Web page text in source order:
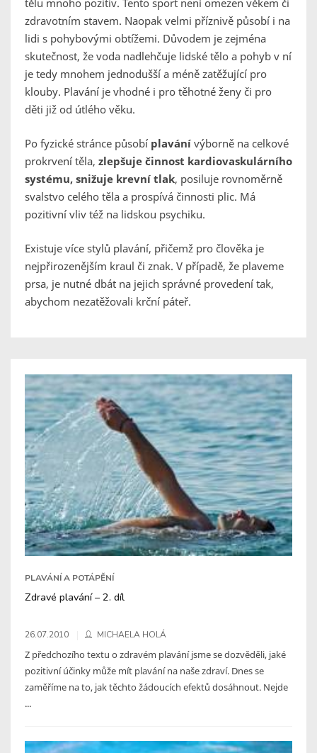
tělu mnoho pozitiv. Tento sport není omezen věkem či
zdravotním stavem. Naopak velmi příznivě působí i na
lidi s pohybovými obtížemi. Důvodem je zejména
skutečnost, že voda nadlehčuje lidské tělo a pohyb v ní
je tedy mnohem jednodušší a méně zatěžující pro
klouby. Plavání je vhodné i pro těhotné ženy či pro
děti již od útlého věku.
Po fyzické stránce působí plavání výborně na celkové
prokrvení těla, zlepšuje činnost kardiovaskulárního
systému, snižuje krevní tlak, posiluje rovnoměrně
svalstvo celého těla a prospívá činnosti plic. Má
pozitivní vliv též na lidskou psychiku.
Existuje více stylů plavání, přičemž pro člověka je
nejpřirozenějším kraul či znak. V případě, že plaveme
prsa, je nutné dbát na jejich správné provedení tak,
abychom nezatěžovali krční páteř.
PLAVÁNÍ A POTÁPĚNÍ
Zdravé plavání – 2. díl
26.07.2010 MICHAELA HOLÁ
Z předchozího textu o zdravém plavání jsme se dozvěděli, jaké
pozitivní účinky může mít plavání na naše zdraví. Dnes se
zaměříme na to, jak těchto žádoucích efektů dosáhnout. Nejde
...